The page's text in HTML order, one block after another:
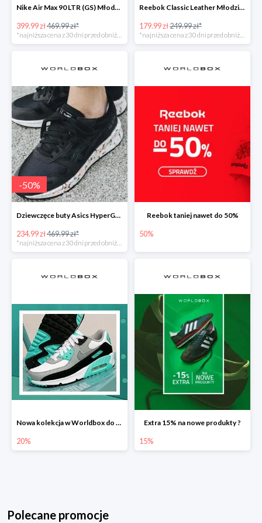
Nike Air Max 90 LTR (GS) Młodzieżowe
399.99 zł469.99 zł*
*najniższa cena z 30 dni przed obniżką
Reebok Classic Leather Młodzieżowe
179.99 zł249.99 zł*
*najniższa cena z 30 dni przed obniżką
-50%
Dziewczęce buty Asics HyperGEL-LYTE
234.99 zł469.99 zł*
Reebok taniej nawet do 50%
50%
Nowa kolekcja w Worldbox do -20%
20%
Extra 15% na nowe produkty ?
15%
Polecane promocje